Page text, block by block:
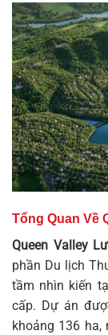
Tổng Quan Về
Queen Valley
phần Du lịch
tầm nhìn kiến
cấp. Dự án
khoảng 136